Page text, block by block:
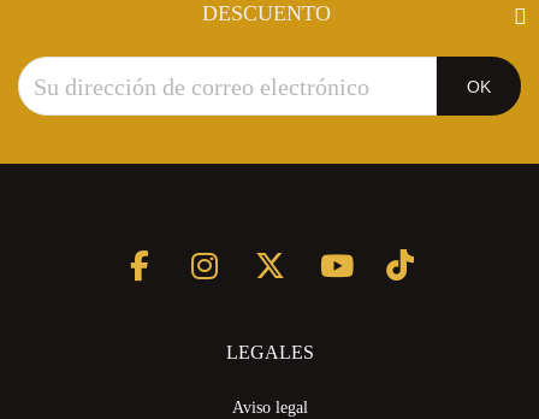
DESCUENTO
LEGALES
Aviso legal